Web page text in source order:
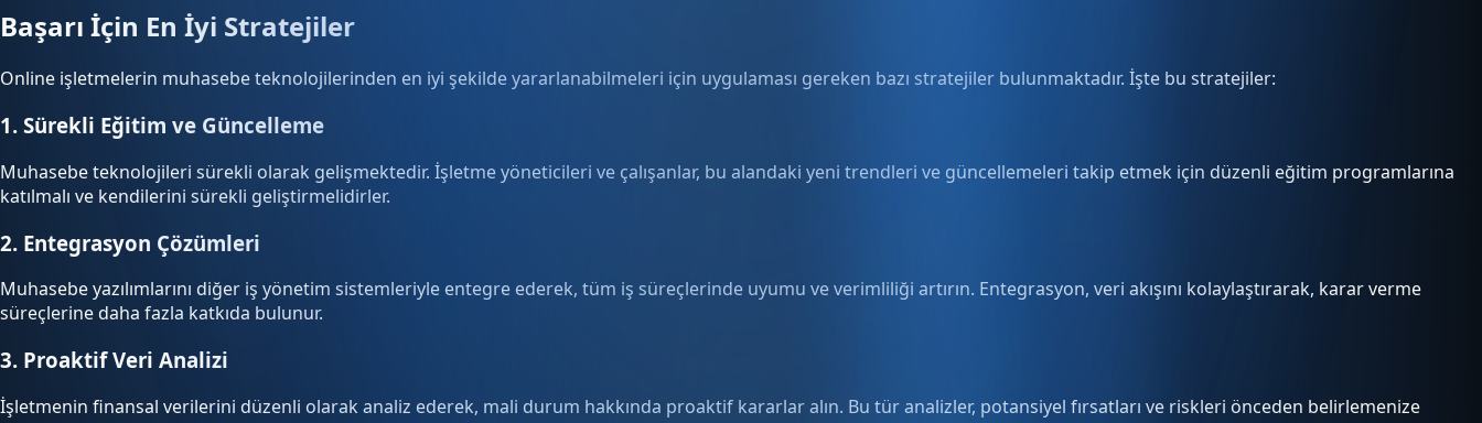
Başarı İçin En İyi Stratejiler
Online işletmelerin muhasebe teknolojilerinden en iyi şekilde yararlanabilmeleri için uygulaması gereken bazı stratejiler bulunmaktadır. İşte bu stratejiler:
1. Sürekli Eğitim ve Güncelleme
Muhasebe teknolojileri sürekli olarak gelişmektedir. İşletme yöneticileri ve çalışanlar, bu alandaki yeni trendleri ve güncellemeleri takip etmek için düzenli eğitim programlarına
katılmalı ve kendilerini sürekli geliştirmelidirler.
2. Entegrasyon Çözümleri
Muhasebe yazılımlarını diğer iş yönetim sistemleriyle entegre ederek, tüm iş süreçlerinde uyumu ve verimliliği artırın. Entegrasyon, veri akışını kolaylaştırarak, karar verme
süreçlerine daha fazla katkıda bulunur.
3. Proaktif Veri Analizi
İşletmenin finansal verilerini düzenli olarak analiz ederek, mali durum hakkında proaktif kararlar alın. Bu tür analizler, potansiyel fırsatları ve riskleri önceden belirlemenize